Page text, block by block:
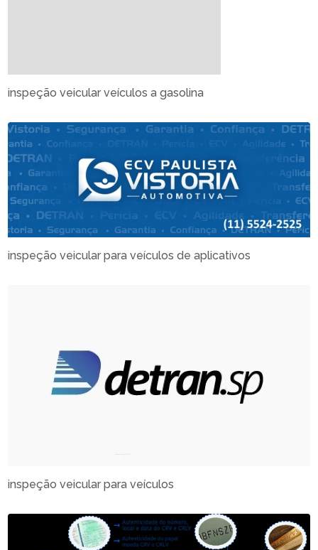
inspeção veicular veículos a gasolina
inspeção veicular para veículos de aplicativos
inspeção veicular para veículos